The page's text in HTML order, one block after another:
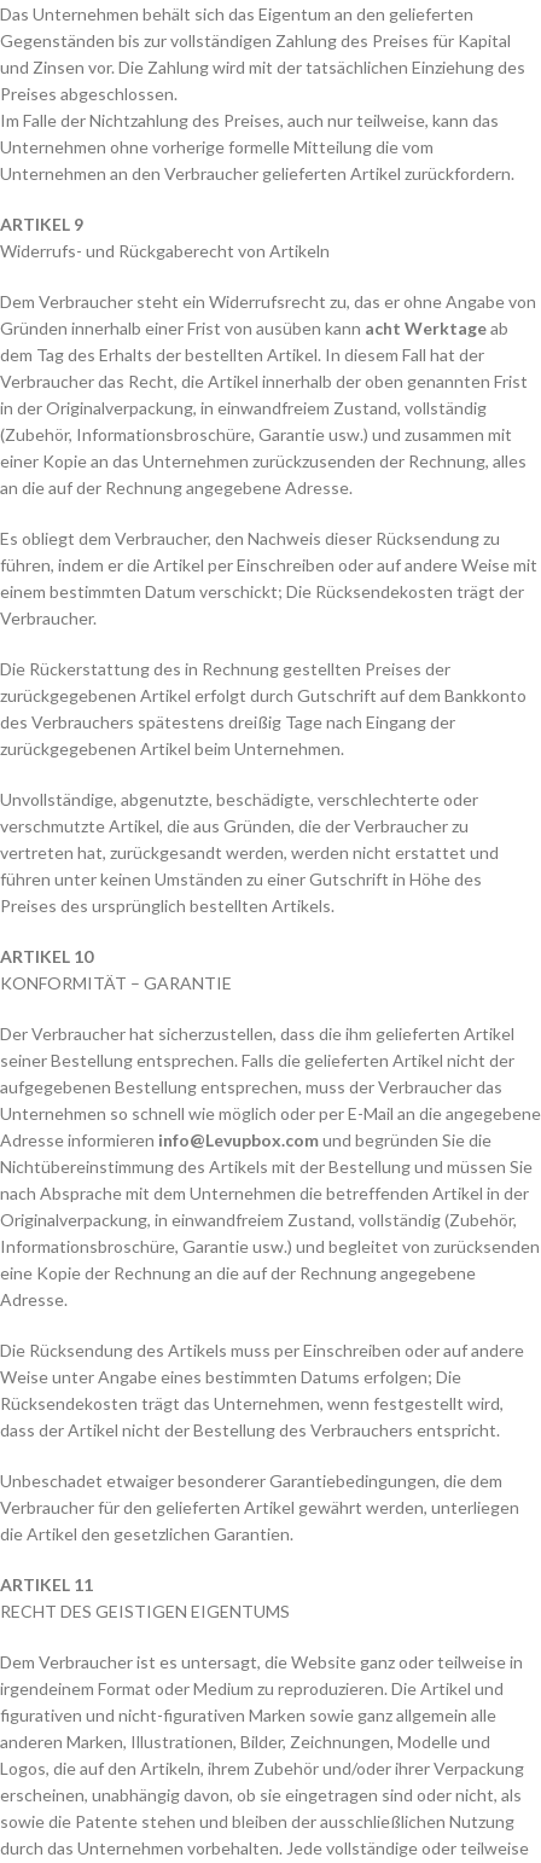
Das Unternehmen behält sich das Eigentum an den gelieferten
Gegenständen bis zur vollständigen Zahlung des Preises für Kapital
und Zinsen vor. Die Zahlung wird mit der tatsächlichen Einziehung des
Preises abgeschlossen.
Im Falle der Nichtzahlung des Preises, auch nur teilweise, kann das
Unternehmen ohne vorherige formelle Mitteilung die vom
Unternehmen an den Verbraucher gelieferten Artikel zurückfordern.
ARTIKEL 9
Widerrufs- und Rückgaberecht von Artikeln
Dem Verbraucher steht ein Widerrufsrecht zu, das er ohne Angabe von
Gründen innerhalb einer Frist von ausüben kann acht Werktageab
dem Tag des Erhalts der bestellten Artikel. In diesem Fall hat der
Verbraucher das Recht, die Artikel innerhalb der oben genannten Frist
in der Originalverpackung, in einwandfreiem Zustand, vollständig
(Zubehör, Informationsbroschüre, Garantie usw.) und zusammen mit
einer Kopie an das Unternehmen zurückzusenden der Rechnung, alles
an die auf der Rechnung angegebene Adresse.
Es obliegt dem Verbraucher, den Nachweis dieser Rücksendung zu
führen, indem er die Artikel per Einschreiben oder auf andere Weise mit
einem bestimmten Datum verschickt; Die Rücksendekosten trägt der
Verbraucher.
Die Rückerstattung des in Rechnung gestellten Preises der
zurückgegebenen Artikel erfolgt durch Gutschrift auf dem Bankkonto
des Verbrauchers spätestens dreißig Tage nach Eingang der
zurückgegebenen Artikel beim Unternehmen.
Unvollständige, abgenutzte, beschädigte, verschlechterte oder
verschmutzte Artikel, die aus Gründen, die der Verbraucher zu
vertreten hat, zurückgesandt werden, werden nicht erstattet und
führen unter keinen Umständen zu einer Gutschrift in Höhe des
Preises des ursprünglich bestellten Artikels.
ARTIKEL 10
KONFORMITÄT – GARANTIE
Der Verbraucher hat sicherzustellen, dass die ihm gelieferten Artikel
seiner Bestellung entsprechen. Falls die gelieferten Artikel nicht der
aufgegebenen Bestellung entsprechen, muss der Verbraucher das
Unternehmen so schnell wie möglich oder per E-Mail an die angegebene
Adresse informieren info@Levupbox.comund begründen Sie die
Nichtübereinstimmung des Artikels mit der Bestellung und müssen Sie
nach Absprache mit dem Unternehmen die betreffenden Artikel in der
Originalverpackung, in einwandfreiem Zustand, vollständig (Zubehör,
Informationsbroschüre, Garantie usw.) und begleitet von zurücksenden
eine Kopie der Rechnung an die auf der Rechnung angegebene
Adresse.
Die Rücksendung des Artikels muss per Einschreiben oder auf andere
Weise unter Angabe eines bestimmten Datums erfolgen; Die
Rücksendekosten trägt das Unternehmen, wenn festgestellt wird,
dass der Artikel nicht der Bestellung des Verbrauchers entspricht.
Unbeschadet etwaiger besonderer Garantiebedingungen, die dem
Verbraucher für den gelieferten Artikel gewährt werden, unterliegen
die Artikel den gesetzlichen Garantien.
ARTIKEL 11
RECHT DES GEISTIGEN EIGENTUMS
Dem Verbraucher ist es untersagt, die Website ganz oder teilweise in
irgendeinem Format oder Medium zu reproduzieren. Die Artikel und
figurativen und nicht-figurativen Marken sowie ganz allgemein alle
anderen Marken, Illustrationen, Bilder, Zeichnungen, Modelle und
Logos, die auf den Artikeln, ihrem Zubehör und/oder ihrer Verpackung
erscheinen, unabhängig davon, ob sie eingetragen sind oder nicht, als
sowie die Patente stehen und bleiben der ausschließlichen Nutzung
durch das Unternehmen vorbehalten. Jede vollständige oder teilweise